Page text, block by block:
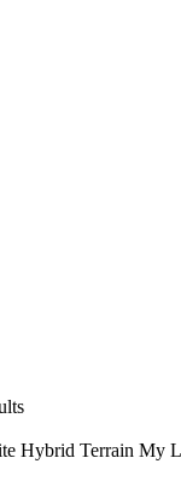
Hybrid Terrain My